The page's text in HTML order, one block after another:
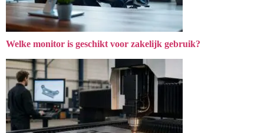
Welke monitor is geschikt voor zakelijk gebruik?